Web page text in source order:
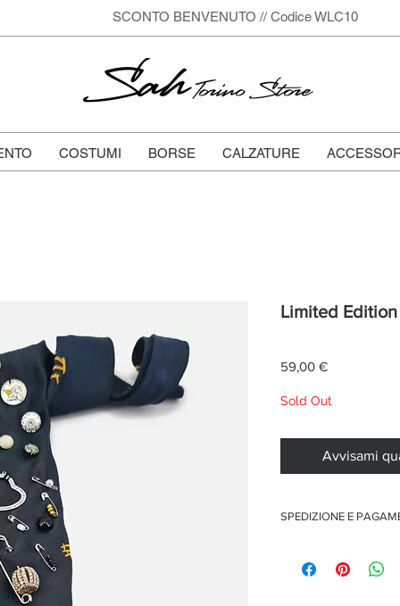
SCONTO BENVENUTO // Codice WLC10
SahTorino Store
COSTUMI BORSE CALZATURE
Limited
59,00 €Prezzo
Sold Out
Avvisami
SPEDIZIONE E
Pagamenti sicuri con